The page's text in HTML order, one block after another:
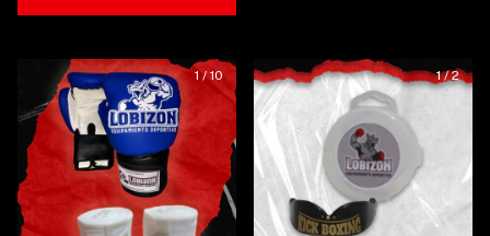
1/10 1/2